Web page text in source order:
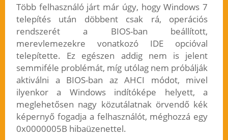
Több felhasználó járt már úgy, hogy Windows 7
telepítés után döbbent csak rá, operációs
rendszerét a BIOS-ban beállított,
merevlemezekre vonatkozó IDE opcióval
telepítette. Ez egészen addig nem is jelent
semmiféle problémát, míg utólag nem próbálják
aktiválni a BIOS-ban az AHCI módot, mivel
ilyenkor a Windows indítóképe helyett, a
meglehetősen nagy közutálatnak örvendő kék
képernyő fogadja a felhasználót, méghozzá egy
0x0000005B hibaüzenettel.